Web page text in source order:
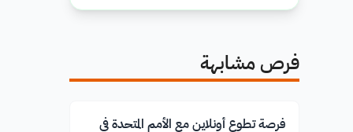
فرص مشابهة
فرصة تطوع أونلاين مع الأمم المتحدة في